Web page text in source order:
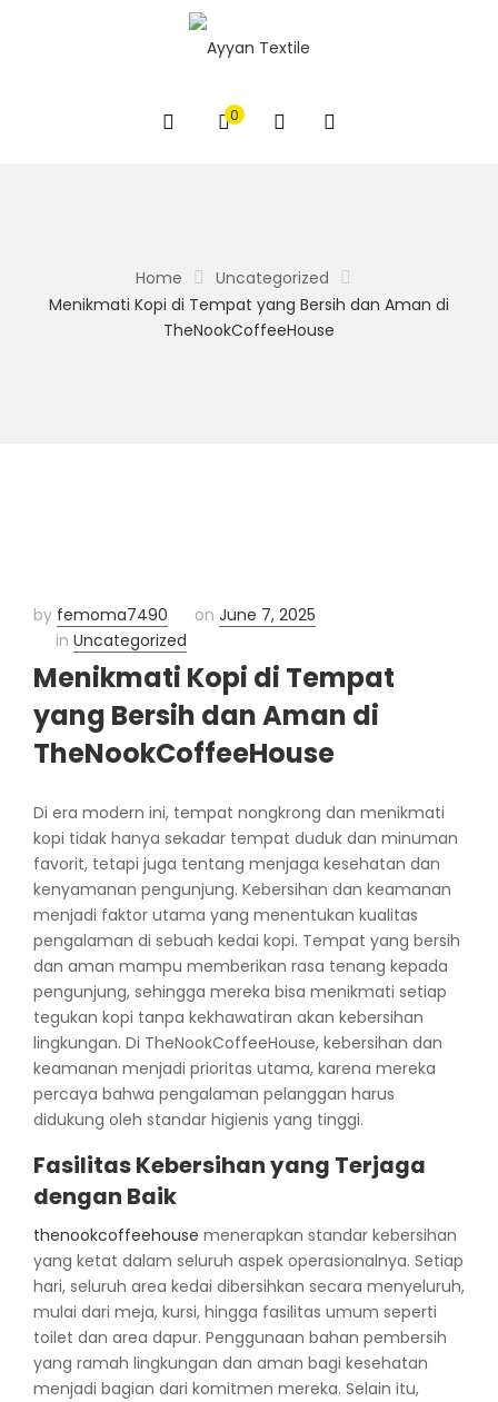
0
Home
Uncategorized
Menikmati Kopi di Tempat yang Bersih dan Aman di
TheNookCoffeeHouse
by femoma7490 on June 7, 2025
in Uncategorized
Menikmati Kopi di Tempat
yang Bersih dan Aman di
TheNookCoffeeHouse
Di era modern ini, tempat nongkrong dan menikmati
kopi tidak hanya sekadar tempat duduk dan minuman
favorit, tetapi juga tentang menjaga kesehatan dan
kenyamanan pengunjung. Kebersihan dan keamanan
menjadi faktor utama yang menentukan kualitas
pengalaman di sebuah kedai kopi. Tempat yang bersih
dan aman mampu memberikan rasa tenang kepada
pengunjung, sehingga mereka bisa menikmati setiap
tegukan kopi tanpa kekhawatiran akan kebersihan
lingkungan. Di TheNookCoffeeHouse, kebersihan dan
keamanan menjadi prioritas utama, karena mereka
percaya bahwa pengalaman pelanggan harus
didukung oleh standar higienis yang tinggi.
Fasilitas Kebersihan yang Terjaga
dengan Baik
thenookcoffeehouse menerapkan standar kebersihan
yang ketat dalam seluruh aspek operasionalnya. Setiap
hari, seluruh area kedai dibersihkan secara menyeluruh,
mulai dari meja, kursi, hingga fasilitas umum seperti
toilet dan area dapur. Penggunaan bahan pembersih
yang ramah lingkungan dan aman bagi kesehatan
menjadi bagian dari komitmen mereka. Selain itu,